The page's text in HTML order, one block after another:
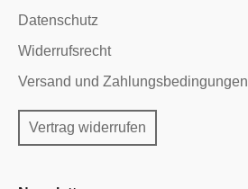
Datenschutz
Widerrufsrecht
Versand und Zahlungsbedingungen
Vertrag widerrufen